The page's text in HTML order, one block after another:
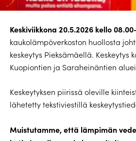
Keskiviikkona 20.5.2026 kello
kaukolämpöverkoston huollosta
keskeytys Pieksämäellä. Keskeytys
Kuopiontien ja Saraheinäntien
Keskeytyksen piirissä oleville
lähetetty tekstiviestillä
Muistutamme, että lämpimän